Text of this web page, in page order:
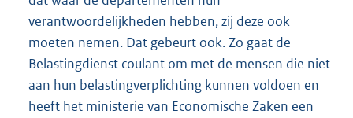
verantwoordelijkheden hebben, zij deze ook
moeten nemen. Dat gebeurt ook. Zo gaat de
Belastingdienst coulant om met de mensen die niet
aan hun belastingverplichting kunnen voldoen en
heeft het ministerie van Economische Zaken een